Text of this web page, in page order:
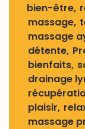
bien-être
massage
massage
détente
bienfaits
drainage
plaisir
massage